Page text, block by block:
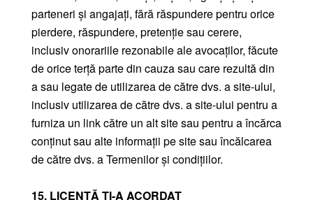
parteneri și angajați, fără răspundere pentru orice
pierdere, răspundere, pretenție sau cerere,
inclusiv onorariile rezonabile ale avocaților, făcute
de orice terță parte din cauza sau care rezultă din
a sau legate de utilizarea de către dvs. a site-ului,
inclusiv utilizarea de către dvs. a site-ului pentru a
furniza un link către un alt site sau pentru a încărca
conținut sau alte informații pe site sau încălcarea
de către dvs. a Termenilor și condițiilor.
15. LICENȚĂ ȚI-A ACORDAT